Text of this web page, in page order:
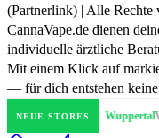
(Partnerlink) | Alle Rechte
CannaVape.de dienen
individuelle ärztliche
Mit einem Klick auf
— für dich entstehen
NEUE STORESWuppertalVapeHQ